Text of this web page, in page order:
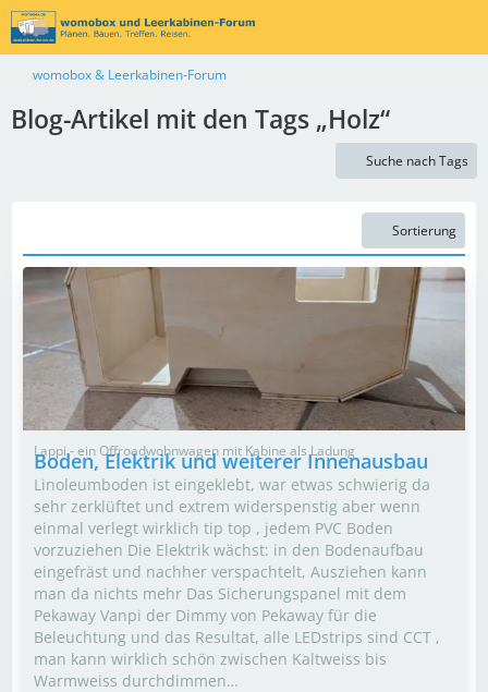
womobox & Leerkabinen-Forum
Blog-Artikel mit den Tags „Holz“
Suche nach Tags
Sortierung
Lappi - ein Offroadwohnwagen mit Kabine als Ladung
Boden, Elektrik und weiterer Innenausbau
Linoleumboden ist eingeklebt, war etwas schwierig da
sehr zerklüftet und extrem widerspenstig aber wenn
einmal verlegt wirklich tip top , jedem PVC Boden
vorzuziehen Die Elektrik wächst: in den Bodenaufbau
eingefräst und nachher verspachtelt, Ausziehen kann
man da nichts mehr Das Sicherungspanel mit dem
Pekaway Vanpi der Dimmy von Pekaway für die
Beleuchtung und das Resultat, alle LEDstrips sind CCT ,
man kann wirklich schön zwischen Kaltweiss bis
Warmweiss durchdimmen…